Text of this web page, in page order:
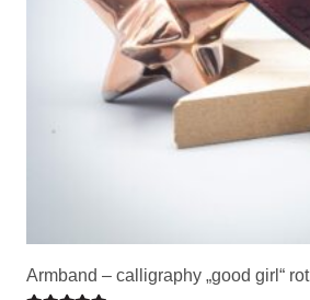
Armband – calligraphy „good girl“ rot